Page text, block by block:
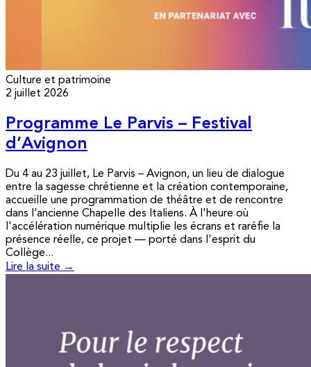
Culture et patrimoine
2 juillet 2026
Programme Le Parvis – Festival
d’Avignon
Du 4 au 23 juillet, Le Parvis – Avignon, un lieu de dialogue
entre la sagesse chrétienne et la création contemporaine,
accueille une programmation de théâtre et de rencontre
dans l’ancienne Chapelle des Italiens. À l'heure où
l'accélération numérique multiplie les écrans et raréfie la
présence réelle, ce projet — porté dans l'esprit du
Collège...
Lire la suite →